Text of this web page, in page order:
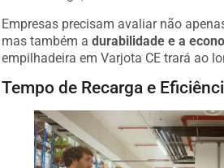
Empresas precisam avaliar não
mas também adurabilidade e a
empilhadeira em Varjota CE trará ao
Tempo de Recarga e